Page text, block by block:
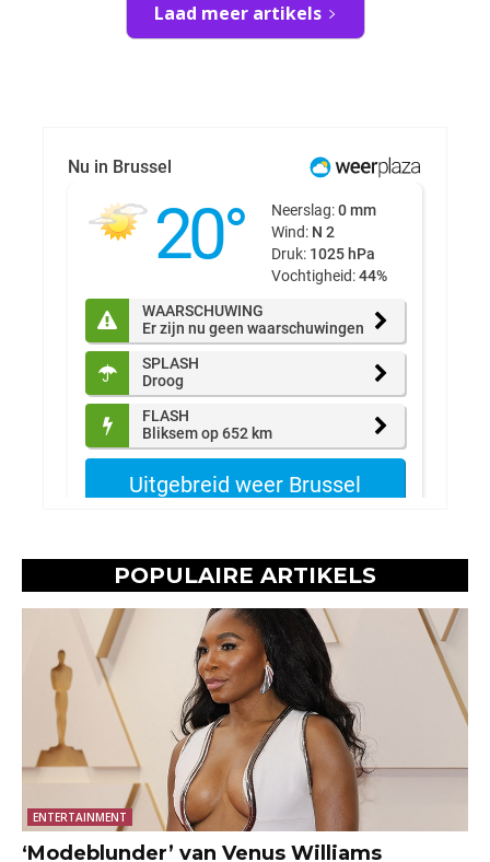
Laad meer artikels
POPULAIRE ARTIKELS
ENTERTAINMENT
‘Modeblunder’ van Venus Williams